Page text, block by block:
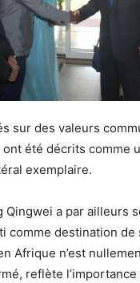
sur des valeurs
été décrits comme
exemplaire.
Qingwei a par ailleurs
comme destination de
Afrique n’est
reflète